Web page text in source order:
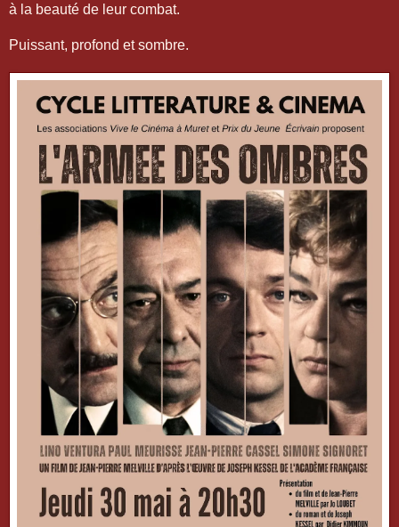
à la beauté de leur combat.
Puissant, profond et sombre.